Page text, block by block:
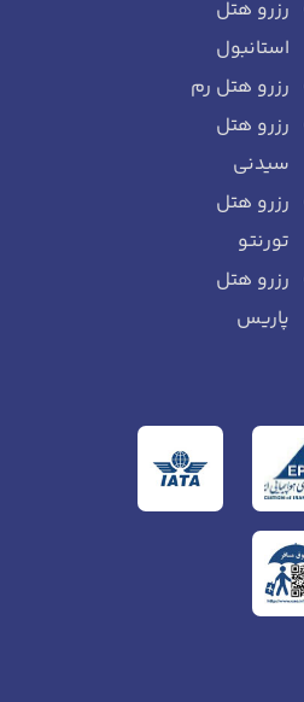
رزرو هتل
استانبول
رزرو هتل رم
رزرو هتل
سیدنی
رزرو هتل
تورنتو
رزرو هتل
پاریس